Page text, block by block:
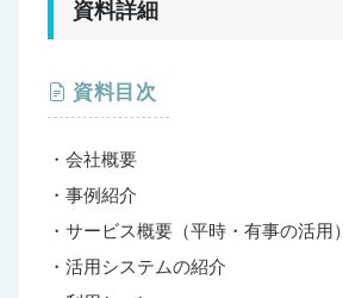
資料詳細
資料目次
・会社概要
・事例紹介
・サービス概要（平時・有事の活用）
・活用システムの紹介